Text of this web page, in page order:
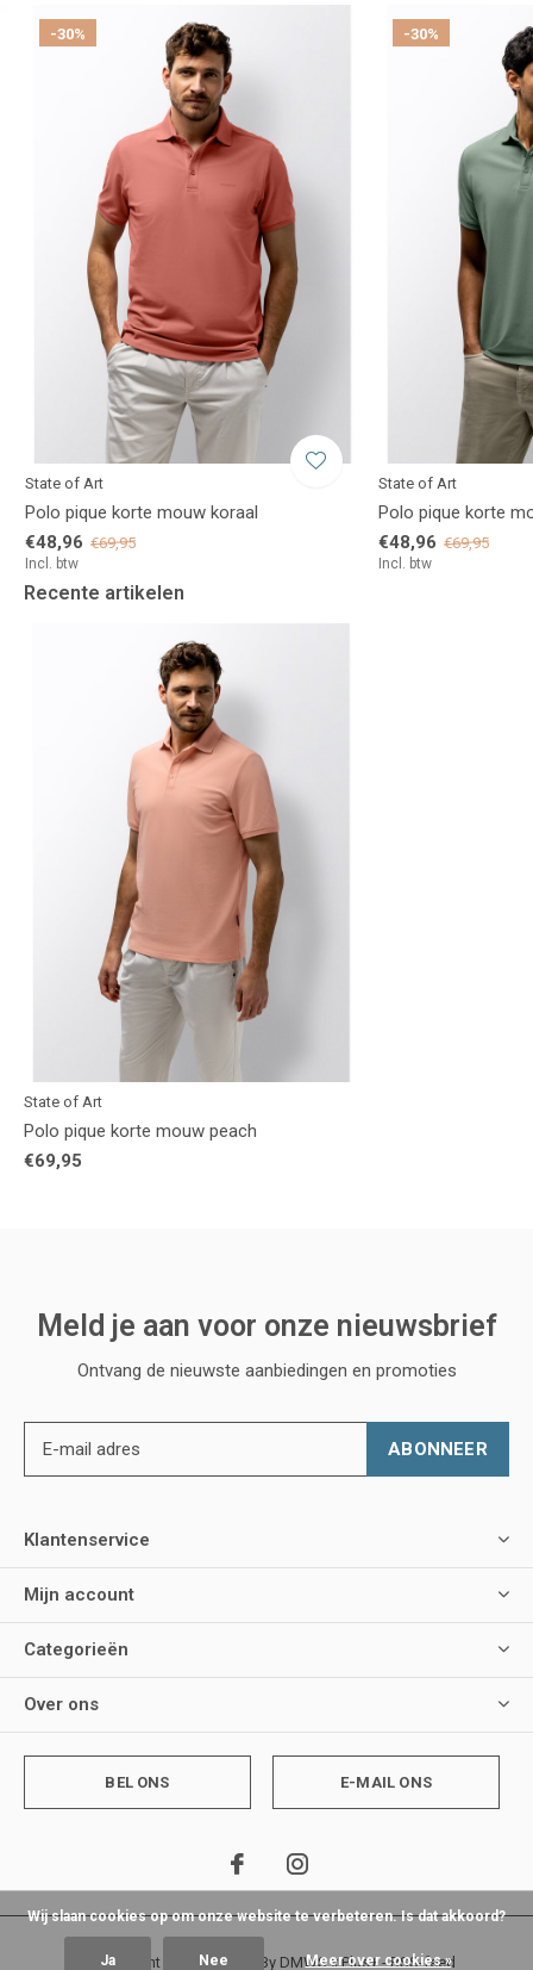
-30%
State of Art
Polo pique korte mouw koraal
€48,96 €69,95
Incl. btw
-30%
State of Art
Polo pique korte
€48,96 €69,95
Incl. btw
Recente artikelen
State of Art
Polo pique korte mouw peach
€69,95
Meld je aan voor onze nieuwsbrief
Ontvang de nieuwste aanbiedingen en promoties
ABONNEER
Klantenservice
Mijn account
Categorieën
Over ons
BEL ONS E-MAIL ONS
© Copyright - Theme By DMWSxPlus+-RSS-feed
Wij slaan cookies op om onze website te verbeteren. Is dat akkoord?
Ja Nee Meer over cookies »